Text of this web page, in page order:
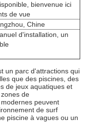
bienvenue ici
de vue
Chine
d'installation, un
un parc d'attractions qui
que des piscines, des
de jeux aquatiques et
de
peuvent
de surf
piscine à vagues ou un